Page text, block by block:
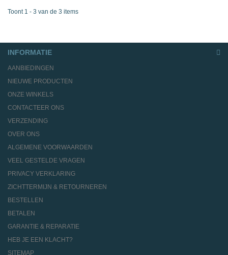
Toont 1 - 3 van de 3 items
INFORMATIE
AANBIEDINGEN
NIEUWE PRODUCTEN
ONZE WINKELS
CONTACTEER ONS
VERZENDING
OVER ONS
ALGEMENE VOORWAARDEN
VEEL GESTELDE VRAGEN
PRIVACY VERKLARING
ZICHTTERMIJN & RETOURNEREN
BESTELLEN
BETALEN
GARANTIE & REPARATIE
HEB JE EEN KLACHT?
SITEMAP